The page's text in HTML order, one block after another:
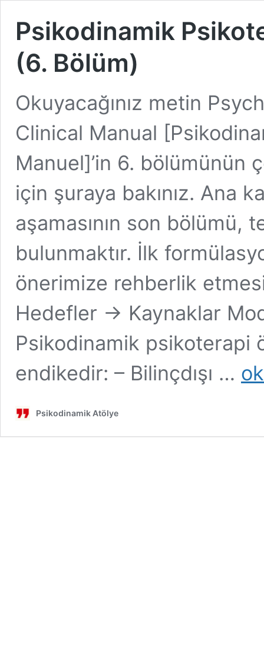
Psikodinamik
(6. Bölüm)
Okuyacağınız metin
Clinical Manual
Manuel]’in 6. bölümünün
için şuraya bakınız. Ana
aşamasının son bölümü,
bulunmaktır. İlk
önerimize rehberlik
Hedefler → Kaynaklar
Psikodinamik psikoterapi
endikedir: – Bilinçdışı …
Psikodinamik Atölye